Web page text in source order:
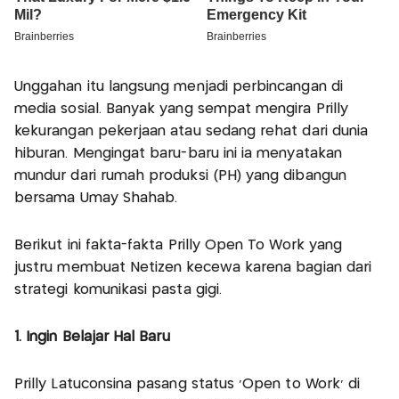
Unggahan itu langsung menjadi perbincangan di
media sosial. Banyak yang sempat mengira Prilly
kekurangan pekerjaan atau sedang rehat dari dunia
hiburan. Mengingat baru-baru ini ia menyatakan
mundur dari rumah produksi (PH) yang dibangun
bersama Umay Shahab.
Berikut ini fakta-fakta Prilly Open To Work yang
justru membuat Netizen kecewa karena bagian dari
strategi komunikasi pasta gigi.
1. Ingin Belajar Hal Baru
Prilly Latuconsina pasang status 'Open to Work' di